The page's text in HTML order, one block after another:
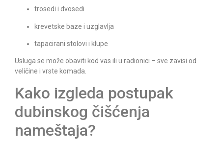
trosedi i dvosedi
krevetske baze i uzglavlja
tapacirani stolovi i klupe
Usluga se može obaviti kod vas ili u radionici – sve zavisi od
veličine i vrste komada.
Kako izgleda postupak
dubinskog čišćenja
nameštaja?